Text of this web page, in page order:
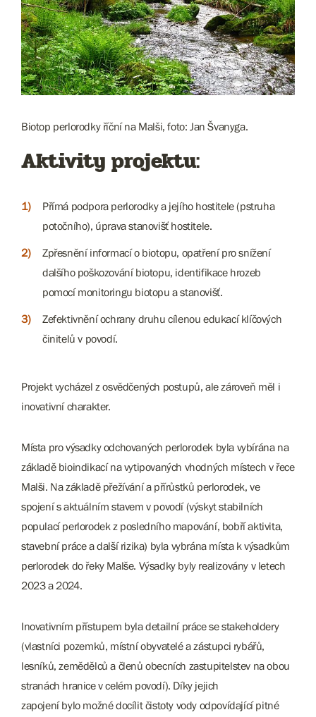
Biotop perlorodky říční na Malši, foto: Jan Švanyga.
Aktivity projektu:
Přímá podpora perlorodky a jejího hostitele (pstruha
potočního), úprava stanovišť hostitele.
Zpřesnění informací o biotopu, opatření pro snížení
dalšího poškozování biotopu, identifikace hrozeb
pomocí monitoringu biotopu a stanovišť.
Zefektivnění ochrany druhu cílenou edukací klíčových
činitelů v povodí.
Projekt vycházel z osvědčených postupů, ale zároveň měl i
inovativní charakter.
Místa pro výsadky odchovaných perlorodek byla vybírána na
základě bioindikací na vytipovaných vhodných místech v řece
Malši. Na základě přežívání a přírůstků perlorodek, ve
spojení s aktuálním stavem v povodí (výskyt stabilních
populací perlorodek z posledního mapování, bobří aktivita,
stavební práce a další rizika) byla vybrána místa k výsadkům
perlorodek do řeky Malše. Výsadky byly realizovány v letech
2023 a 2024.
Inovativním přístupem byla detailní práce se stakeholdery
(vlastníci pozemků, místní obyvatelé a zástupci rybářů,
lesníků, zemědělců a členů obecních zastupitelstev na obou
stranách hranice v celém povodí). Díky jejich
zapojení bylo možné docílit čistoty vody odpovídající pitné